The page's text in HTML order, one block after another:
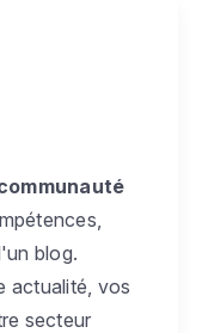
blog.
actualité, vos
secteur